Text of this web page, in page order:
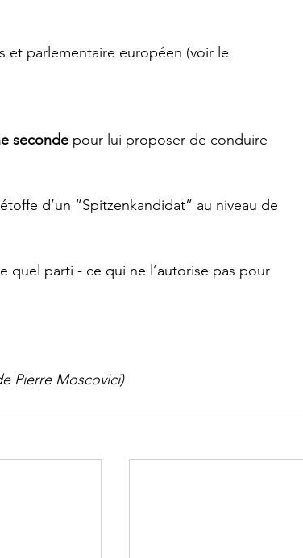
et parlementaire européen (voir le
seconde pour lui proposer de conduire
d’un “Spitzenkandidat” au niveau de
quel parti - ce qui ne l’autorise pas pour
Pierre Moscovici)